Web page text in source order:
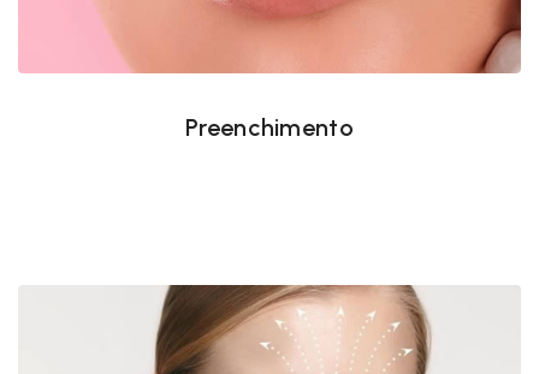
Preenchimento